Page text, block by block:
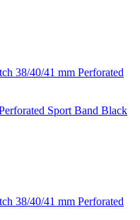
Sport Band Black